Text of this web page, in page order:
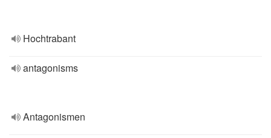
Hochtrabant
antagonisms
Antagonismen